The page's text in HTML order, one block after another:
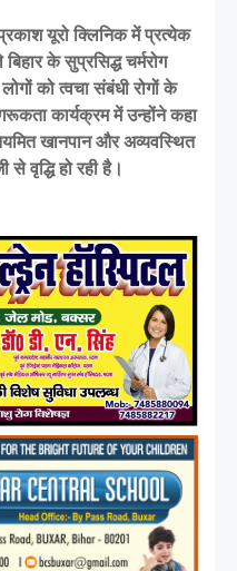
यूरो क्लिनिक में प्रत्येक
के सुप्रसिद्ध चर्मरोग
को त्वचा संबंधी रोगों के
कार्यक्रम में उन्होंने कहा
खानपान और अव्यवस्थित
वृद्धि हो रही है।